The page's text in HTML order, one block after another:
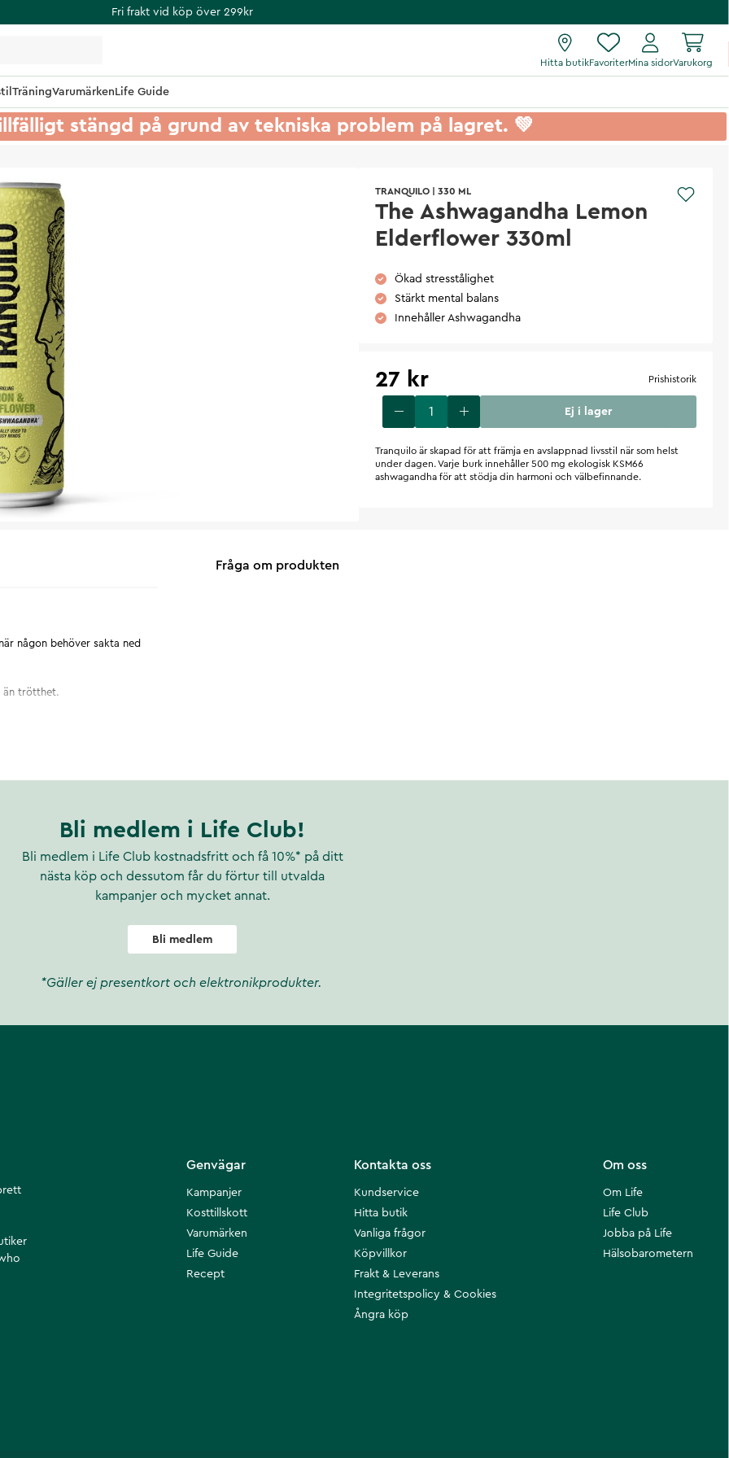
Fri frakt vid köp över 299kr
Hitta butikFavoriterMina sidorVarukorg
TräningVarumärkenLife Guide
stängd på grund av tekniska problem på lagret. 💚
TRANQUILO 330 ML
The Ashwagandha Lemon
Elderflower 330ml
Ökad stresstålighet
Stärkt mental balans
Innehåller Ashwagandha
27 kr Prishistorik
Ej i lager
Tranquilo är skapad för att främja en avslappnad livsstil när som helst
under dagen. Varje burk innehåller 500 mg ekologisk KSM66
ashwagandha för att stödja din harmoni och välbefinnande.
någon behöver sakta ned
än trötthet.
tillställning eller att
- Att ta dig snabbare mot
som senaste åren blivit allt
Fråga om produkten
Bli medlem i Life Club!
Bli medlem i Life Club kostnadsfritt och få 10%* på ditt
nästa köp och dessutom får du förtur till utvalda
kampanjer och mycket annat.
Bli medlem
*Gäller ej presentkort och elektronikprodukter.
Om oss
Om Life
Life Club
Jobba på Life
Hälsobarometern
Kontakta oss
Kundservice
Hitta butik
Vanliga frågor
Köpvillkor
Frakt & Leverans
Integritetspolicy & Cookies
Ångra köp
Genvägar
Kampanjer
Kosttillskott
Varumärken
Life Guide
Recept